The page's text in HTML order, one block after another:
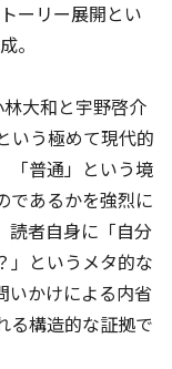
ーリー展開とい
。
大和と宇野啓介
いう極めて現代的
「普通」という境
であるかを強烈に
読者自身に「自分
」というメタ的な
いかけによる内省
る構造的な証拠で